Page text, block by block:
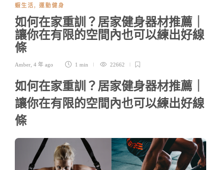
蝦生活, 運動健身
如何在家重訓？居家健身器材推薦｜
讓你在有限的空間內也可以練出好線
條
Amber 4 年 ago 1 min 22662
如何在家重訓？居家健身器材推薦｜
讓你在有限的空間內也可以練出好線
條